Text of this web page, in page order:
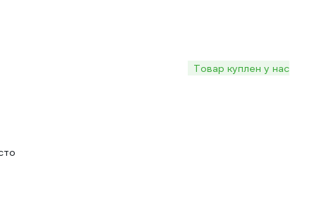
Товар куплен у нас